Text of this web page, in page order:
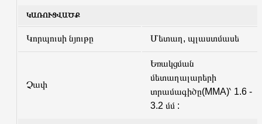
ԿԱՌՈՒՑՎԱԾՔ
Կորպուսի նյութը Մետաղ, պլաստմասե
Չափ
Եռակցման
մետաղալարերի
տրամագիծը(MMA)՝ 1.6 -
3.2 մմ :